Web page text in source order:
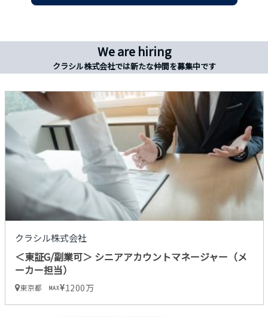
We are hiring
クラシル株式会社では新たな仲間を募集中です
クラシル株式会社
＜東証G/副業可＞ シニアアカウントマネージャー（メ
ーカー担当）
東京都 MAX 1200万